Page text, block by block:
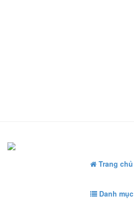
Trang chủ
Danh mục